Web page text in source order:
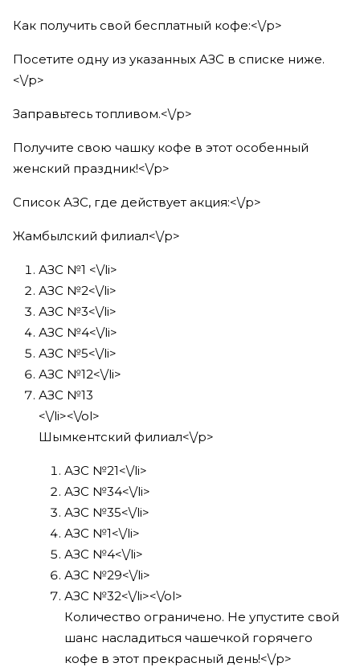
Как получить свой бесплатный кофе:<\/p>
Посетите одну из указанных АЗС в списке ниже.
<\/p>
Заправьтесь топливом.<\/p>
Получите свою чашку кофе в этот особенный
женский праздник!<\/p>
Список АЗС, где действует акция:<\/p>
Жамбылский филиал<\/p>
АЗС №1 <\/li>
АЗС №2<\/li>
АЗС №3<\/li>
АЗС №4<\/li>
АЗС №5<\/li>
АЗС №12<\/li>
АЗС №13
<\/li><\/ol>
Шымкентский филиал<\/p>
АЗС №21<\/li>
АЗС №34<\/li>
АЗС №35<\/li>
АЗС №1<\/li>
АЗС №4<\/li>
АЗС №29<\/li>
АЗС №32<\/li><\/ol>
Количество ограничено. Не упустите свой
шанс насладиться чашечкой горячего
кофе в этот прекрасный день!<\/p>